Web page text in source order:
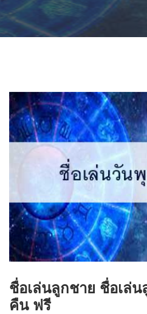
ชื่อเล่นลูกชาย ชื่อเล่
คืน ฟรี